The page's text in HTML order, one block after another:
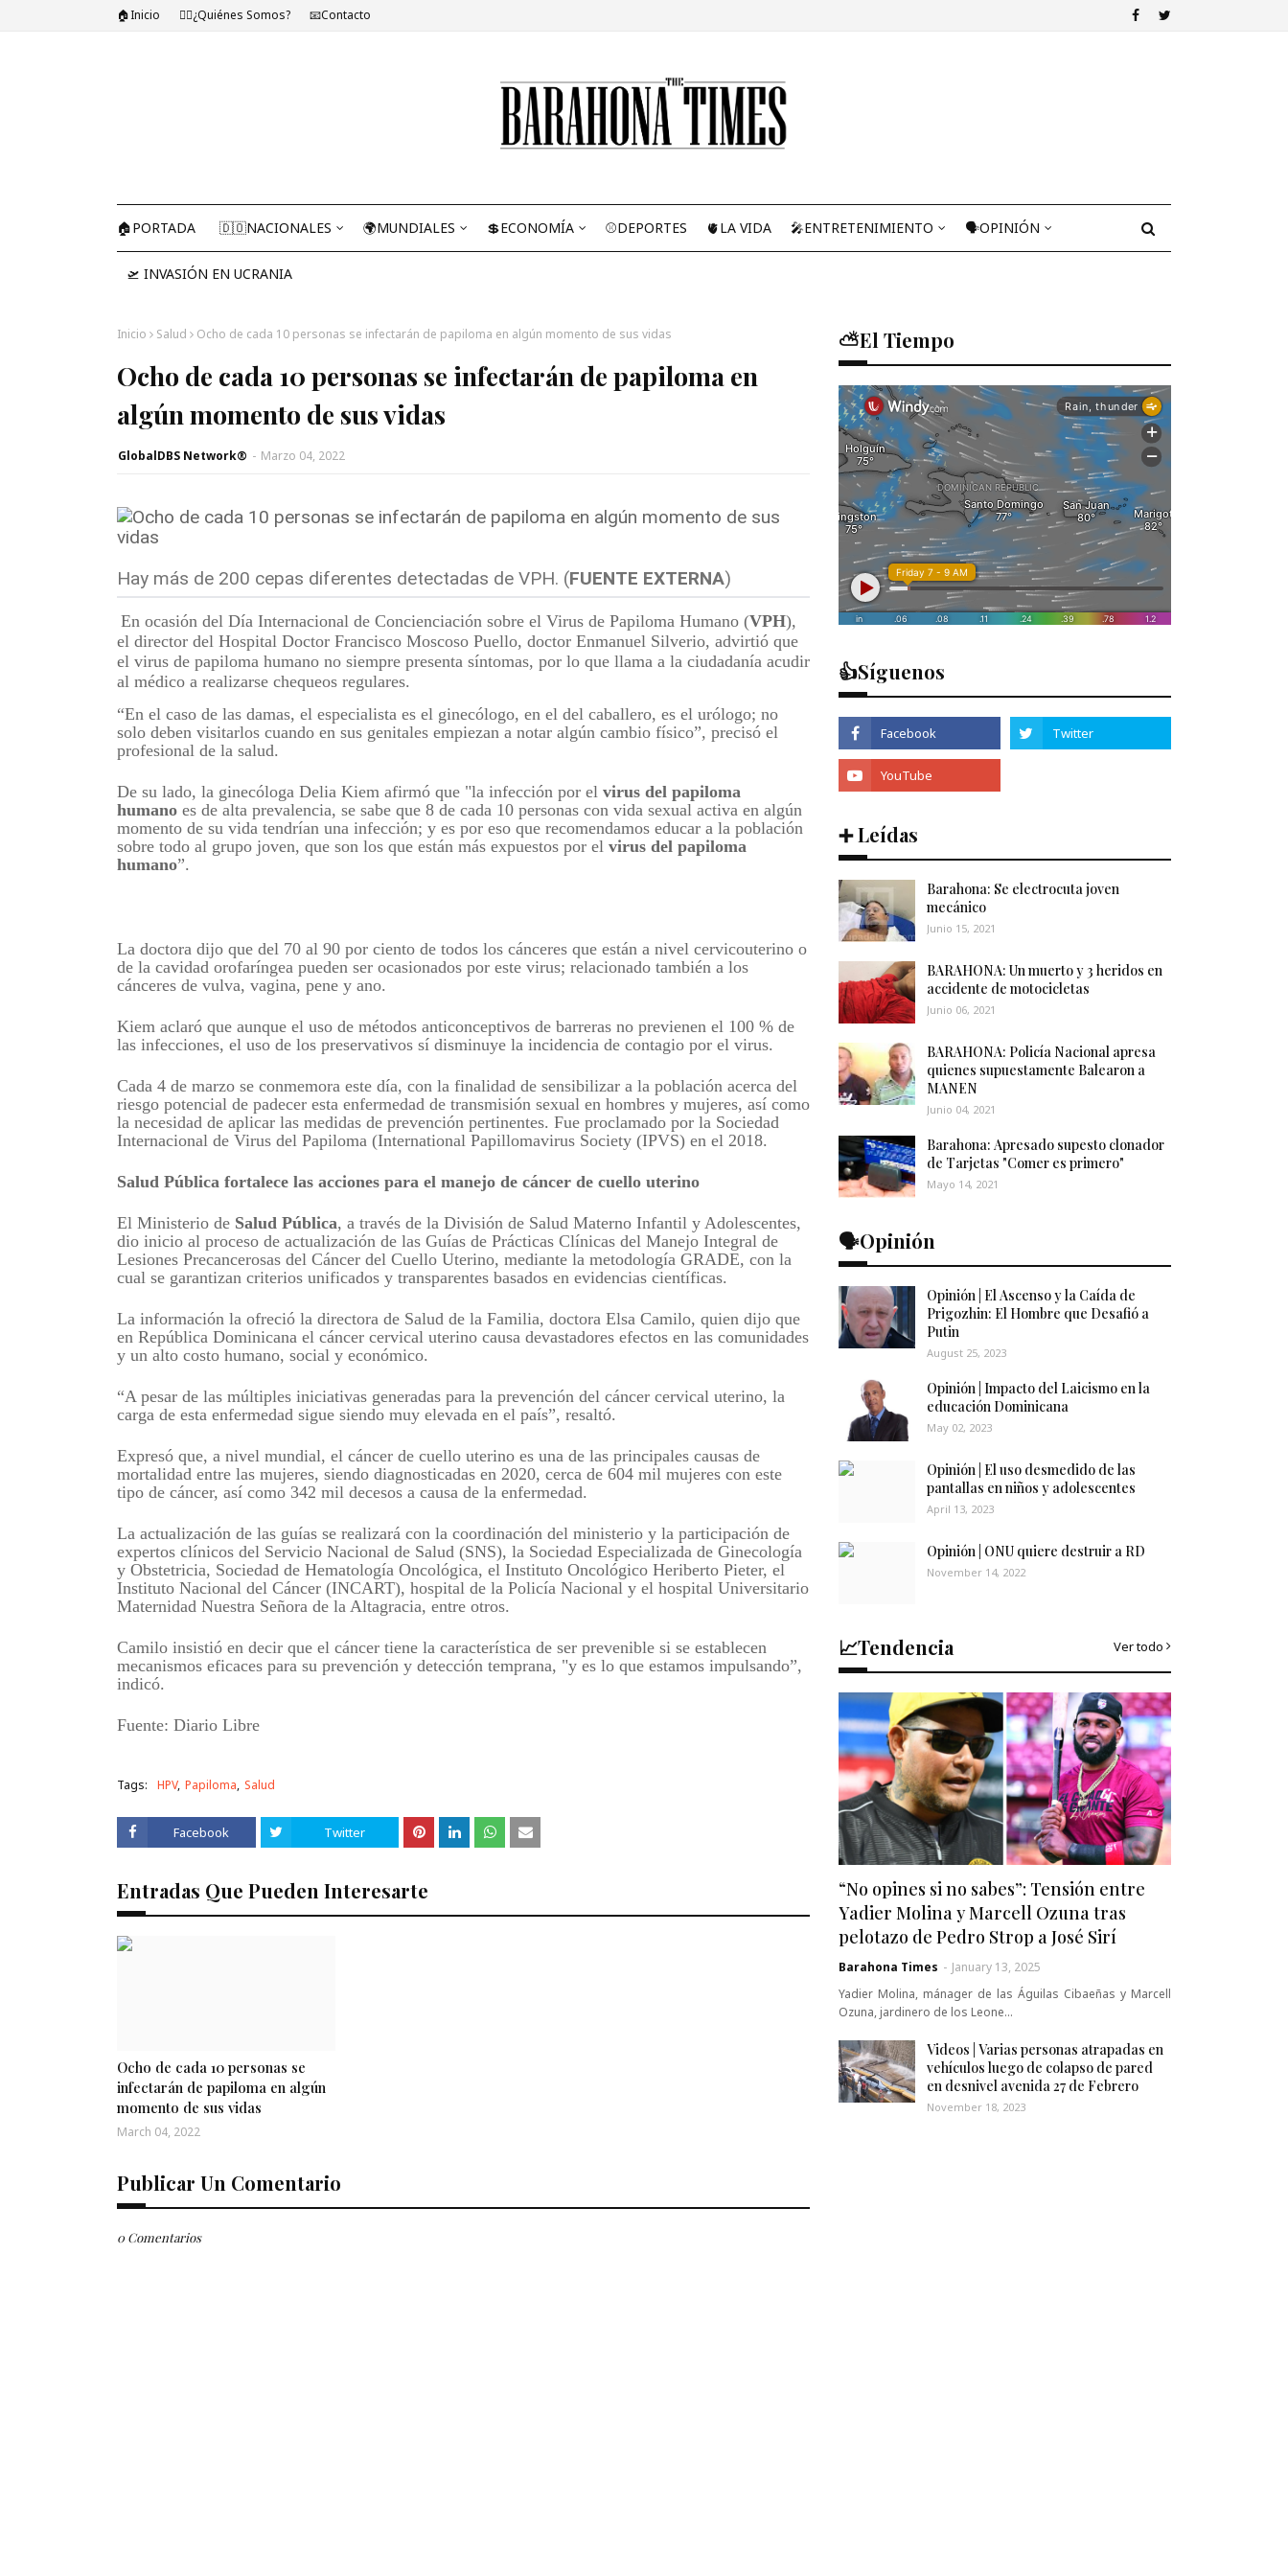
🏠Inicio 🤷‍♂️¿Quiénes Somos? 📧Contacto
🏠PORTADA 🇩🇴NACIONALES 🌍MUNDIALES 💲ECONOMÍA ⚾DEPORTES 🫀LA VIDA 🎤ENTRETENIMIENTO 🗣OPINIÓN
🛫 INVASIÓN EN UCRANIA
Inicio Salud Ocho de cada 10 personas se infectarán de papiloma en algún momento de sus vidas
Ocho de cada 10 personas se infectarán de papiloma en
algún momento de sus vidas
GlobalDBS Network® - Marzo 04, 2022
Hay más de 200 cepas diferentes detectadas de VPH. (FUENTE EXTERNA)
En ocasión del Día Internacional de Concienciación sobre el Virus de Papiloma Humano (VPH),
el director del Hospital Doctor Francisco Moscoso Puello, doctor Enmanuel Silverio, advirtió que
el virus de papiloma humano no siempre presenta síntomas, por lo que llama a la ciudadanía acudir
al médico a realizarse chequeos regulares.
“En el caso de las damas, el especialista es el ginecólogo, en el del caballero, es el urólogo; no
solo deben visitarlos cuando en sus genitales empiezan a notar algún cambio físico”, precisó el
profesional de la salud.
De su lado, la ginecóloga Delia Kiem afirmó que "la infección por el virus del papiloma
humano es de alta prevalencia, se sabe que 8 de cada 10 personas con vida sexual activa en algún
momento de su vida tendrían una infección; y es por eso que recomendamos educar a la población
sobre todo al grupo joven, que son los que están más expuestos por el virus del papiloma
humano”.
La doctora dijo que del 70 al 90 por ciento de todos los cánceres que están a nivel cervicouterino o
de la cavidad orofaríngea pueden ser ocasionados por este virus; relacionado también a los
cánceres de vulva, vagina, pene y ano.
Kiem aclaró que aunque el uso de métodos anticonceptivos de barreras no previenen el 100 % de
las infecciones, el uso de los preservativos sí disminuye la incidencia de contagio por el virus.
Cada 4 de marzo se conmemora este día, con la finalidad de sensibilizar a la población acerca del
riesgo potencial de padecer esta enfermedad de transmisión sexual en hombres y mujeres, así como
la necesidad de aplicar las medidas de prevención pertinentes. Fue proclamado por la Sociedad
Internacional de Virus del Papiloma (International Papillomavirus Society (IPVS) en el 2018.
Salud Pública fortalece las acciones para el manejo de cáncer de cuello uterino
El Ministerio de Salud Pública, a través de la División de Salud Materno Infantil y Adolescentes,
dio inicio al proceso de actualización de las Guías de Prácticas Clínicas del Manejo Integral de
Lesiones Precancerosas del Cáncer del Cuello Uterino, mediante la metodología GRADE, con la
cual se garantizan criterios unificados y transparentes basados en evidencias científicas.
La información la ofreció la directora de Salud de la Familia, doctora Elsa Camilo, quien dijo que
en República Dominicana el cáncer cervical uterino causa devastadores efectos en las comunidades
y un alto costo humano, social y económico.
“A pesar de las múltiples iniciativas generadas para la prevención del cáncer cervical uterino, la
carga de esta enfermedad sigue siendo muy elevada en el país”, resaltó.
Expresó que, a nivel mundial, el cáncer de cuello uterino es una de las principales causas de
mortalidad entre las mujeres, siendo diagnosticadas en 2020, cerca de 604 mil mujeres con este
tipo de cáncer, así como 342 mil decesos a causa de la enfermedad.
La actualización de las guías se realizará con la coordinación del ministerio y la participación de
expertos clínicos del Servicio Nacional de Salud (SNS), la Sociedad Especializada de Ginecología
y Obstetricia, Sociedad de Hematología Oncológica, el Instituto Oncológico Heriberto Pieter, el
Instituto Nacional del Cáncer (INCART), hospital de la Policía Nacional y el hospital Universitario
Maternidad Nuestra Señora de la Altagracia, entre otros.
Camilo insistió en decir que el cáncer tiene la característica de ser prevenible si se establecen
mecanismos eficaces para su prevención y detección temprana, "y es lo que estamos impulsando”,
indicó.
Fuente: Diario Libre
Tags: HPV Papiloma Salud
Facebook Twitter
Entradas Que Pueden Interesarte
Ocho de cada 10 personas se
infectarán de papiloma en algún
momento de sus vidas
March 04, 2022
Publicar Un Comentario
0 Comentarios
⛅El Tiempo
👍Síguenos
➕ Leídas
Barahona: Se electrocuta joven
mecánico
Junio 15, 2021
BARAHONA: Un muerto y 3 heridos en
accidente de motocicletas
Junio 06, 2021
BARAHONA: Policía Nacional apresa
quienes supuestamente Balearon a
MANEN
Junio 04, 2021
Barahona: Apresado supesto clonador
de Tarjetas "Comer es primero"
Mayo 14, 2021
🗣️Opinión
Opinión | El Ascenso y la Caída de
Prigozhin: El Hombre que Desafió a
Putin
August 25, 2023
Opinión | Impacto del Laicismo en la
educación Dominicana
May 02, 2023
Opinión | El uso desmedido de las
pantallas en niños y adolescentes
April 13, 2023
Opinión | ONU quiere destruir a RD
November 14, 2022
📈Tendencia Ver todo
“No opines si no sabes”: Tensión entre
Yadier Molina y Marcell Ozuna tras
pelotazo de Pedro Strop a José Sirí
Barahona Times - January 13, 2025
Yadier Molina, mánager de las Águilas Cibaeñas y Marcell
Ozuna, jardinero de los Leone…
Videos | Varias personas atrapadas en
vehículos luego de colapso de pared
en desnivel avenida 27 de Febrero
November 18, 2023